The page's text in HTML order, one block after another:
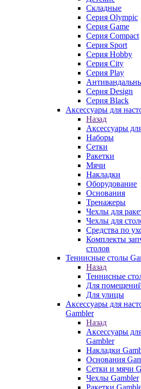
Складные
Серия Olympic
Серия Game
Серия Compact
Серия Sport
Серия Hobby
Серия City
Серия Play
Серия Design
Серия Black
Аксессуары для
Назад
Аксессуары
Наборы
Сетки
Ракетки
Мячи
Накладки
Оборудование
Основания
Тренажеры
Чехлы для
Чехлы для
Средства по
Комплекты
столов
Теннисные столы
Назад
Теннисные
Для
Для улицы
Аксессуары для
Gambler
Назад
Аксессуары
Gambler
Накладки
Основания
Сетки и мячи
Чехлы Gambler
Ракетки